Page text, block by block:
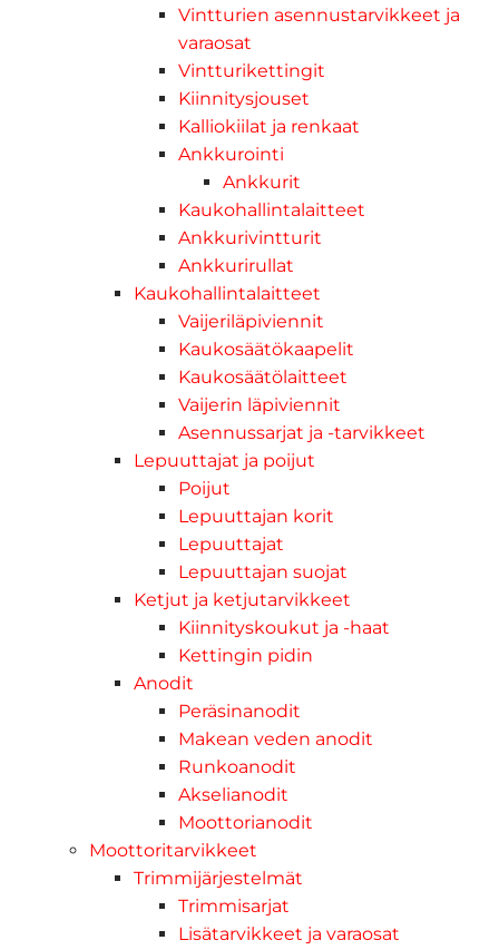
Vintturien asennustarvikkeet ja
varaosat
Vintturikettingit
Kiinnitysjouset
Kalliokiilat ja renkaat
Ankkurointi
Ankkurit
Kaukohallintalaitteet
Ankkurivintturit
Ankkurirullat
Kaukohallintalaitteet
Vaijeriläpiviennit
Kaukosäätökaapelit
Kaukosäätölaitteet
Vaijerin läpiviennit
Asennussarjat ja -tarvikkeet
Lepuuttajat ja poijut
Poijut
Lepuuttajan korit
Lepuuttajat
Lepuuttajan suojat
Ketjut ja ketjutarvikkeet
Kiinnityskoukut ja -haat
Kettingin pidin
Anodit
Peräsinanodit
Makean veden anodit
Runkoanodit
Akselianodit
Moottorianodit
Moottoritarvikkeet
Trimmijärjestelmät
Trimmisarjat
Lisätarvikkeet ja varaosat